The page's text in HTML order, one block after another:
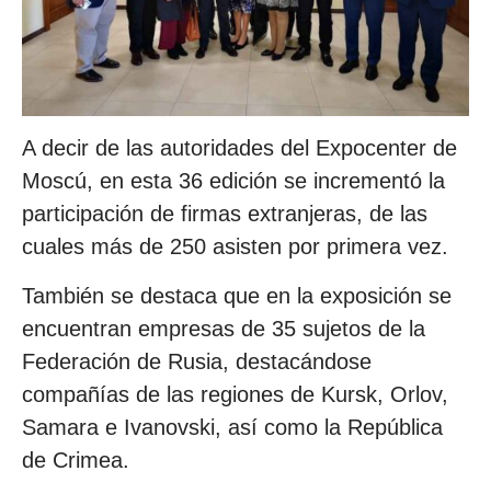
A decir de las autoridades del Expocenter de
Moscú, en esta 36 edición se incrementó la
participación de firmas extranjeras, de las
cuales más de 250 asisten por primera vez.
También se destaca que en la exposición se
encuentran empresas de 35 sujetos de la
Federación de Rusia, destacándose
compañías de las regiones de Kursk, Orlov,
Samara e Ivanovski, así como la República
de Crimea.